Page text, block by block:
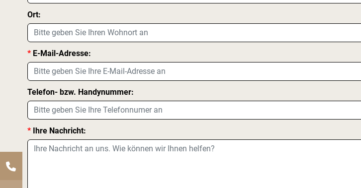
Ort:
* E-Mail-Adresse:
Telefon- bzw. Handynummer:
* Ihre Nachricht: